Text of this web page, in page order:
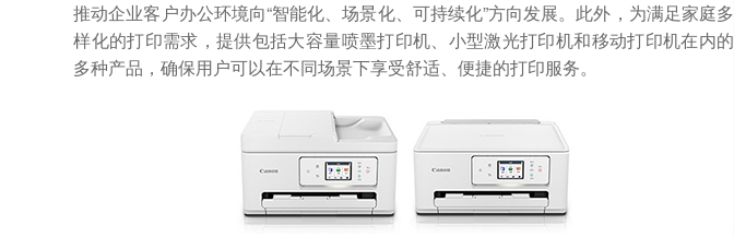
推动企业客户办公环境向“智能化、场景化、可持续化”方向发展。此外，为满足家庭多
样化的打印需求，提供包括大容量喷墨打印机、小型激光打印机和移动打印机在内的
多种产品，确保用户可以在不同场景下享受舒适、便捷的打印服务。